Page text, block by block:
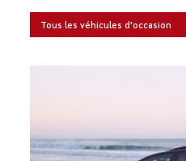
Tous les véhicules d'occasion